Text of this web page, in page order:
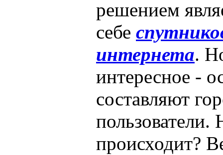
решением
себе
интернета.
интересное -
составляют
пользователи.
происходит?